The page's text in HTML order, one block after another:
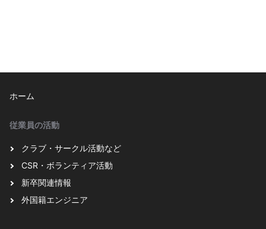
ホーム
従業員の活動
クラブ・サークル活動など
CSR・ボランティア活動
新卒関連情報
外国籍エンジニア